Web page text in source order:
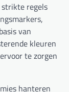
regels
van
kleuren
te zorgen
hanteren